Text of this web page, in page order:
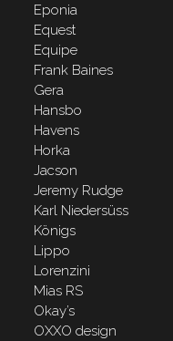
Eponia
Equest
Equipe
Frank Baines
Gera
Hansbo
Havens
Horka
Jacson
Jeremy Rudge
Karl Niedersüss
Königs
Lippo
Lorenzini
Mias RS
Okay’s
OXXO design